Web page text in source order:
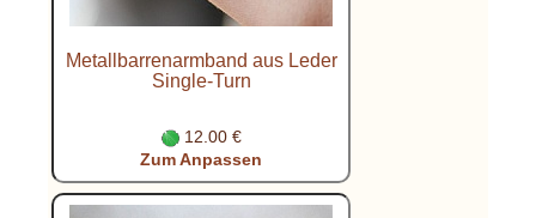
Metallbarrenarmband aus Leder
Single-Turn
12.00 €
Zum Anpassen